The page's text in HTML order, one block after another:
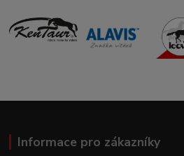
Informace pro zákazníky